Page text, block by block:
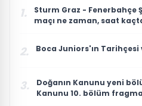
1.
Sturm Graz - Fenerbahçe
maçı ne zaman, saat
2. Boca Juniors'ın
3.
Doğanın Kanunu yeni
Kanunu 10. bölüm